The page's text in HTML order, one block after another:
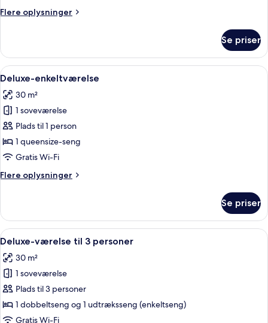
Flere oplysninger
Flere
værelse
havudsigt
Se priser
Indlæs
alle
billeder
af
Deluxe-
enkeltværelse
Et hotelværelse med en stor seng, et
5
Deluxe-enkeltværelse
30 m²
1 soveværelse
Plads til 1 person
1 queensize-seng
Gratis Wi-Fi
Flere oplysninger
Flere
enkeltværelse
Se priser
Indlæs
alle
billeder
af
Deluxe-
værelse
til
Et hotelværelse med en
4
Deluxe-værelse til 3 personer
30 m²
1 soveværelse
Plads til 3 personer
1 dobbeltseng og 1 udtræksseng (enkeltseng)
Gratis Wi-Fi